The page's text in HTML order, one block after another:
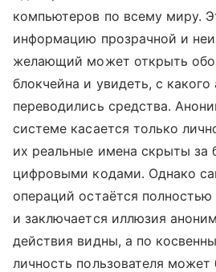
компьютеров по всему миру.
информацию прозрачной и
желающий может открыть
блокчейна и увидеть, с
переводились средства.
системе касается только
их реальные имена скрыты за
цифровыми кодами. Однако
операций остаётся
и заключается иллюзия
действия видны, а по
личность пользователя